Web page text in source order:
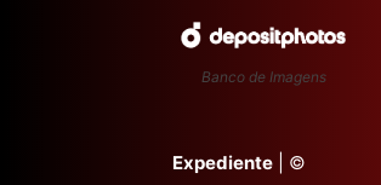
Banco de Imagens
Expediente | ©